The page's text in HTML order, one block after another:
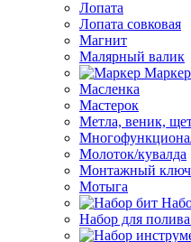
Лопата
Лопата совковая
Магнит
Малярный валик
Маркер
Масленка
Мастерок
Метла, веник,
Молоток/кувалда
Монтажный ключ
Мотыга
Набор для полива